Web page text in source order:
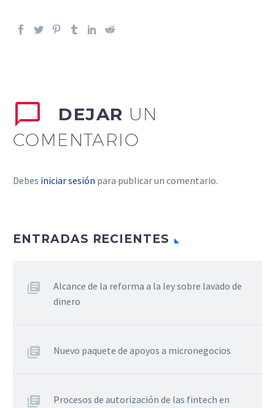
DEJAR UN
COMENTARIO
Debes iniciar sesión para publicar un comentario.
ENTRADAS RECIENTES
Alcance de la reforma a la ley sobre lavado de
dinero
Nuevo paquete de apoyos a micronegocios
Procesos de autorización de las fintech en